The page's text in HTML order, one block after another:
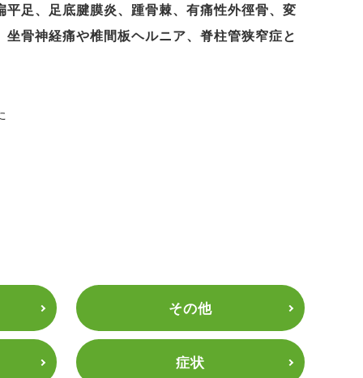
足、足底腱膜炎、踵骨棘、有痛性外徑骨、変
骨神経痛や椎間板ヘルニア、脊柱管狭窄症と
その他
症状